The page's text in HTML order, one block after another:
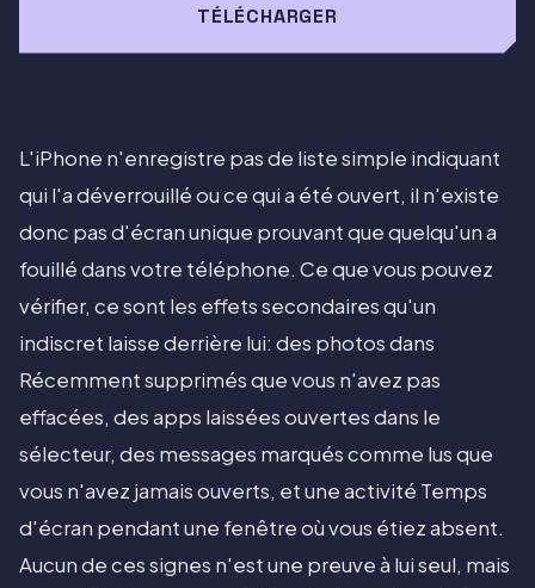
TÉLÉCHARGER
L'iPhone n'enregistre pas de liste simple indiquant
qui l'a déverrouillé ou ce qui a été ouvert, il n'existe
donc pas d'écran unique prouvant que quelqu'un a
fouillé dans votre téléphone. Ce que vous pouvez
vérifier, ce sont les effets secondaires qu'un
indiscret laisse derrière lui: des photos dans
Récemment supprimés que vous n'avez pas
effacées, des apps laissées ouvertes dans le
sélecteur, des messages marqués comme lus que
vous n'avez jamais ouverts, et une activité Temps
d'écran pendant une fenêtre où vous étiez absent.
Aucun de ces signes n'est une preuve à lui seul, mais